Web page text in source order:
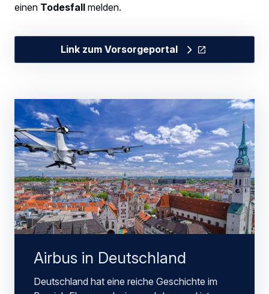
einen Todesfall melden.
Link zum Vorsorgeportal
Airbus in Deutschland
Deutschland hat eine reiche Geschichte im